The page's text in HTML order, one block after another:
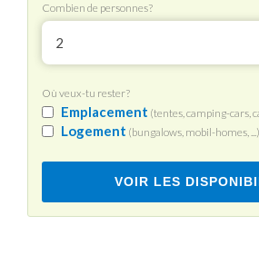
Combien de personnes?
2
Où veux-tu rester?
Emplacement (tentes, camping-cars,
Logement (bungalows, mobil-homes, ...)
VOIR LES